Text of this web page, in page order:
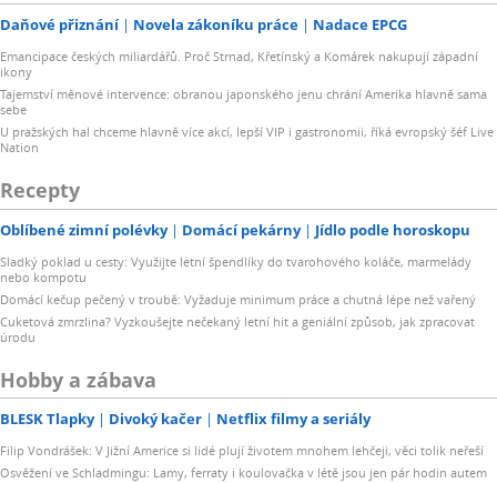
Daňové přiznání Novela zákoníku práce Nadace EPCG
Emancipace českých miliardářů. Proč Strnad, Křetínský a Komárek nakupují západní
ikony
Tajemství měnové intervence: obranou japonského jenu chrání Amerika hlavně sama
sebe
U pražských hal chceme hlavně více akcí, lepší VIP i gastronomii, říká evropský šéf Live
Nation
Recepty
Oblíbené zimní polévky Domácí pekárny Jídlo podle horoskopu
Sladký poklad u cesty: Využijte letní špendlíky do tvarohového koláče, marmelády
nebo kompotu
Domácí kečup pečený v troubě: Vyžaduje minimum práce a chutná lépe než vařený
Cuketová zmrzlina? Vyzkoušejte nečekaný letní hit a geniální způsob, jak zpracovat
úrodu
Hobby a zábava
BLESK Tlapky Divoký kačer Netflix filmy a seriály
Filip Vondrášek: V Jižní Americe si lidé plují životem mnohem lehčeji, věci tolik neřeší
Osvěžení ve Schladmingu: Lamy, ferraty i koulovačka v létě jsou jen pár hodin autem